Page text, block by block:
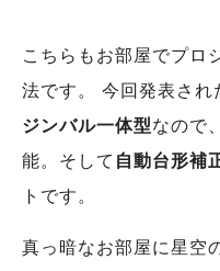
こちらもお部屋でプロ
法です。 今回発表され
ジンバル一体型なので
能。そして 自動台形補
トです。
真っ暗なお部屋に星空